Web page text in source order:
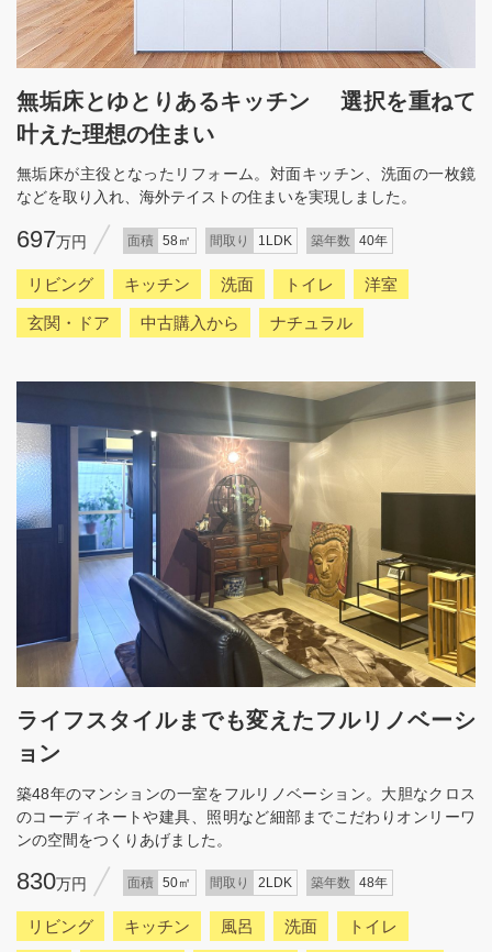
無垢床とゆとりあるキッチン 選択を重ねて
叶えた理想の住まい
無垢床が主役となったリフォーム。対面キッチン、洗面の一枚鏡
などを取り入れ、海外テイストの住まいを実現しました。
697万円 面積 58㎡ 間取り 1LDK 築年数 40年
リビング キッチン 洗面 トイレ 洋室
玄関・ドア 中古購入から ナチュラル
ライフスタイルまでも変えたフルリノベーシ
ョン
築48年のマンションの一室をフルリノベーション。大胆なクロス
のコーディネートや建具、照明など細部までこだわりオンリーワ
ンの空間をつくりあげました。
830万円 面積 50㎡ 間取り 2LDK 築年数 48年
リビング キッチン 風呂 洗面 トイレ